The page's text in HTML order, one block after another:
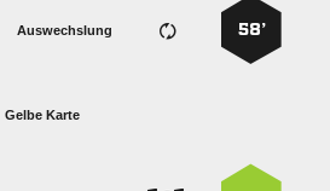
58’
Auswechslung
Gelbe Karte